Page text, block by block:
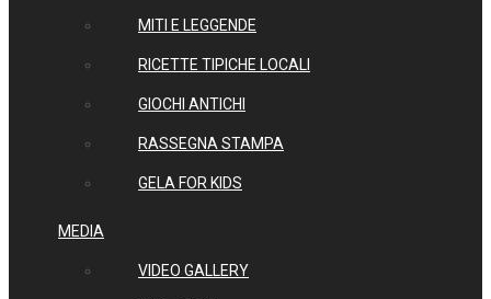
MITI E LEGGENDE
RICETTE TIPICHE LOCALI
GIOCHI ANTICHI
RASSEGNA STAMPA
GELA FOR KIDS
MEDIA
VIDEO GALLERY